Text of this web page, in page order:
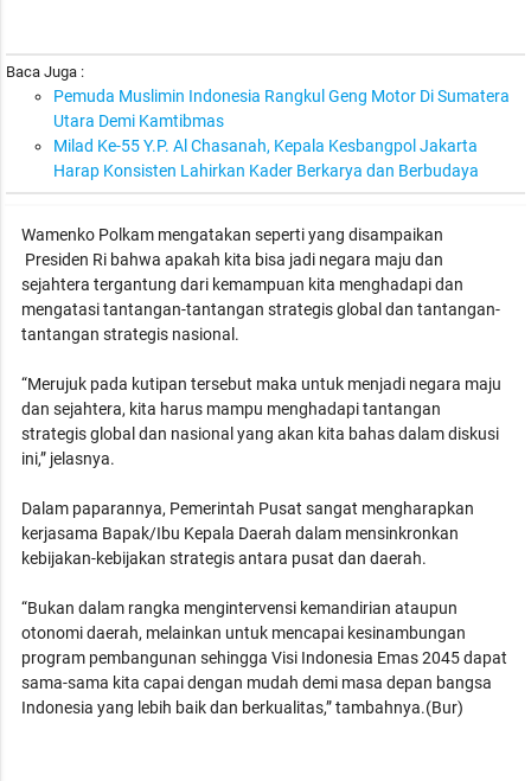
Baca Juga :
Pemuda Muslimin Indonesia Rangkul Geng Motor Di Sumatera
Utara Demi Kamtibmas
Milad Ke-55 Y.P. Al Chasanah, Kepala Kesbangpol Jakarta
Harap Konsisten Lahirkan Kader Berkarya dan Berbudaya
Wamenko Polkam mengatakan seperti yang disampaikan
Presiden Ri bahwa apakah kita bisa jadi negara maju dan
sejahtera tergantung dari kemampuan kita menghadapi dan
mengatasi tantangan-tantangan strategis global dan tantangan-
tantangan strategis nasional.
“Merujuk pada kutipan tersebut maka untuk menjadi negara maju
dan sejahtera, kita harus mampu menghadapi tantangan
strategis global dan nasional yang akan kita bahas dalam diskusi
ini,” jelasnya.
Dalam paparannya, Pemerintah Pusat sangat mengharapkan
kerjasama Bapak/Ibu Kepala Daerah dalam mensinkronkan
kebijakan-kebijakan strategis antara pusat dan daerah.
“Bukan dalam rangka mengintervensi kemandirian ataupun
otonomi daerah, melainkan untuk mencapai kesinambungan
program pembangunan sehingga Visi Indonesia Emas 2045 dapat
sama-sama kita capai dengan mudah demi masa depan bangsa
Indonesia yang lebih baik dan berkualitas,” tambahnya.(Bur)